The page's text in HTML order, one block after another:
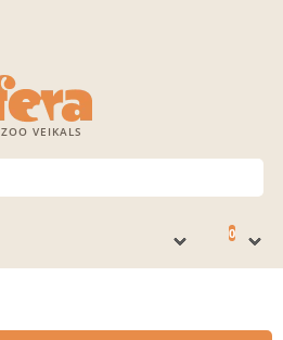
ZOO VEIKALS
0